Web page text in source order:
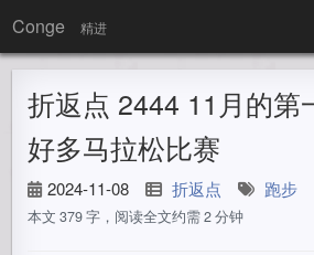
Conge 精进
折返点 2444 11月的第
好多马拉松比赛
2024-11-08 折返点 跑步
本文 379 字，阅读全文约需 2 分钟